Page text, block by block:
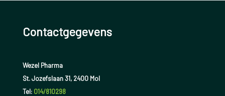
Contactgegevens
Wezel Pharma
St. Jozefslaan 31, 2400 Mol
Tel: 014/810298